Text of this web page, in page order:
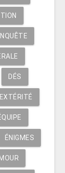
DÉS
ÉNIGMES